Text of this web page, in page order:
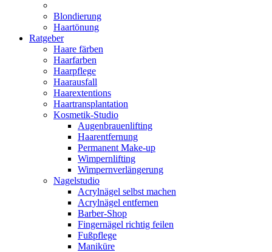
Blondierung
Haartönung
Ratgeber
Haare färben
Haarfarben
Haarpflege
Haarausfall
Haarextentions
Haartransplantation
Kosmetik-Studio
Augenbrauenlifting
Haarentfernung
Permanent Make-up
Wimpernlifting
Wimpernverlängerung
Nagelstudio
Acrylnägel selbst machen
Acrylnägel entfernen
Barber-Shop
Fingernägel richtig feilen
Fußpflege
Maniküre